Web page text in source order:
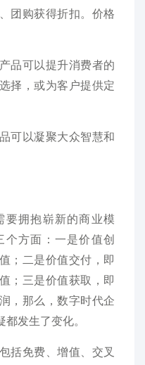
团购获得折扣。价格
品可以提升消费者的
择，或为客户提供定
可以凝聚大众智慧和
要拥抱崭新的商业模
方面：一是价值创
；二是价值交付，即
；三是价值获取，即
，那么，数字时代企
发生了变化。
括免费、增值、交叉